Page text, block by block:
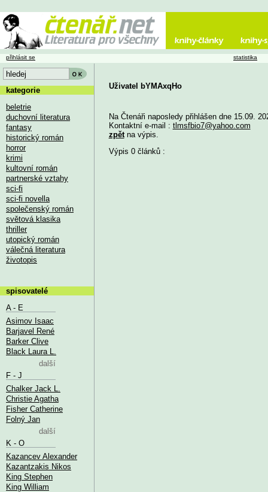
Uživatel bYMAxqHo
Na Čtenáři naposledy přihlášen dne 15.09.
Kontaktní e-mail : tlmsfbio7@yahoo.com
zpětna výpis.
Výpis 0 článků :
přihlásit se statistika
kategorie
beletrie
duchovní literatura
fantasy
historický román
horror
krimi
kultovní román
partnerské vztahy
sci-fi
sci-fi novella
společenský román
světová klasika
thriller
utopický román
válečná literatura
životopis
spisovatelé
A - E
Asimov Isaac
Barjavel René
Barker Clive
Black Laura L.
další
F - J
Chalker Jack L.
Christie Agatha
Fisher Catherine
Folný Jan
další
K - O
Kazancev Alexander
Kazantzakis Nikos
King Stephen
King William